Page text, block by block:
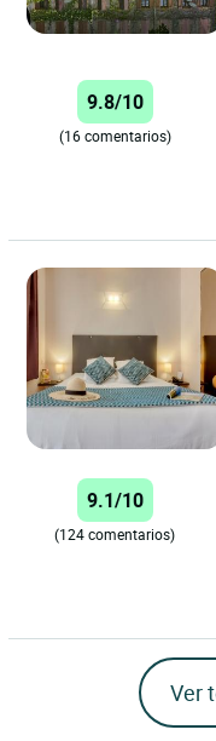
9.8/10
(16 comentarios)
9.1/10
(124 comentarios)
Ver